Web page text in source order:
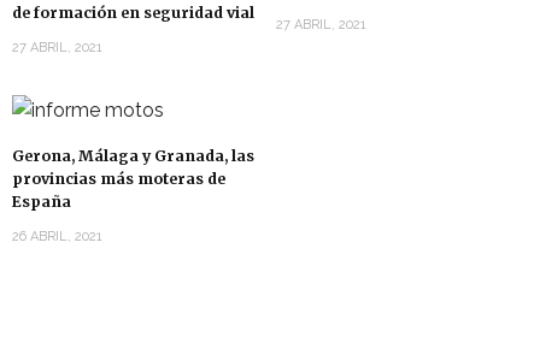
de formación en seguridad vial
27 ABRIL, 2021
27 ABRIL, 2021
Gerona, Málaga y Granada, las
provincias más moteras de
España
26 ABRIL, 2021